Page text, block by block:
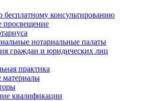
консультированию
просвещение
нотариальные палаты
граждан и юридических лиц
практика
материалы
квалификации